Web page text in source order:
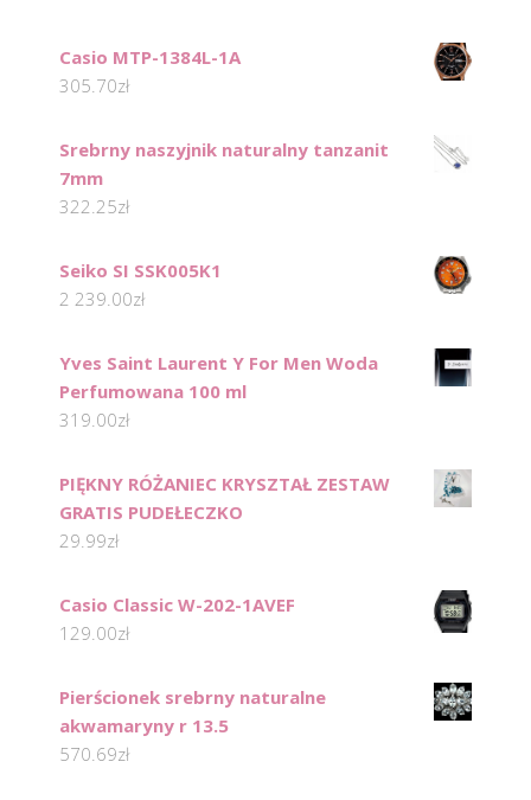
Casio MTP-1384L-1A
305.70zł
Srebrny naszyjnik naturalny tanzanit
7mm
322.25zł
Seiko SI SSK005K1
2 239.00zł
Yves Saint Laurent Y For Men Woda
Perfumowana 100 ml
319.00zł
PIĘKNY RÓŻANIEC KRYSZTAŁ ZESTAW
GRATIS PUDEŁECZKO
29.99zł
Casio Classic W-202-1AVEF
129.00zł
Pierścionek srebrny naturalne
akwamaryny r 13.5
570.69zł